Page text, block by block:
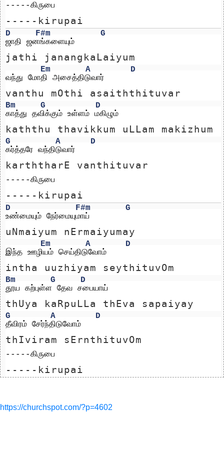
-----கிருபை
-----kirupai
D F#m
G
ஜாதி ஜனங்களையும்
jathi janangkaLaiyum
Em A
D
வந்து மோதி அசைத்திடுவார்
vanthu mOthi asaiththituvar
Bm G
D
காத்து தவிக்கும் உள்ளம் மகிழும்
kaththu thavikkum uLLam makizhum
G A
D
கர்த்தரே வந்திடுவார்
karththarE vanthituvar
-----கிருபை
-----kirupai
D F#m
G
உண்மையும் நேர்மையுமாய்
uNmaiyum nErmaiyumay
Em A
D
இந்த ஊழியம் செய்திடுவோம்
intha uuzhiyam seythituvOm
Bm G
D
தூய கற்புள்ள தேவ சபையாய்
thUya kaRpuLLa thEva sapaiyay
G A
D
தீவிரம் சேர்ந்திடுவோம்
thIviram sErnthituvOm
-----கிருபை
-----kirupai
https://churchspot.com/?p=4602